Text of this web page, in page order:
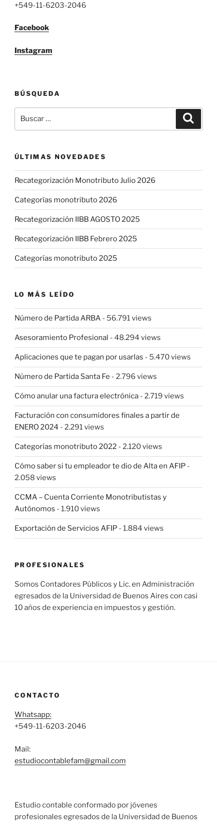
+549-11-6203-2046
Facebook
Instagram
BÚSQUEDA
por:
ÚLTIMAS NOVEDADES
Recategorización Monotributo Julio 2026
Categorías monotributo 2026
Recategorización IIBB AGOSTO 2025
Recategorización IIBB Febrero 2025
Categorías monotributo 2025
LO MÁS LEÍDO
Número de Partida ARBA - 56.791 views
Asesoramiento Profesional - 48.294 views
Aplicaciones que te pagan por usarlas - 5.470 views
Número de Partida Santa Fe - 2.796 views
Cómo anular una factura electrónica - 2.719 views
Facturación con consumidores finales a partir de
ENERO 2024 - 2.291 views
Categorías monotributo 2022 - 2.120 views
Cómo saber si tu empleador te dio de Alta en AFIP -
2.058 views
CCMA – Cuenta Corriente Monotributistas y
Autónomos - 1.910 views
Exportación de Servicios AFIP - 1.884 views
PROFESIONALES
Somos Contadores Públicos y Lic. en Administración
egresados de la Universidad de Buenos Aires con casi
10 años de experiencia en impuestos y gestión.
CONTACTO
Whatsapp:
+549-11-6203-2046
Mail:
estudiocontablefam@gmail.com
Estudio contable conformado por jóvenes
profesionales egresados de la Universidad de Buenos